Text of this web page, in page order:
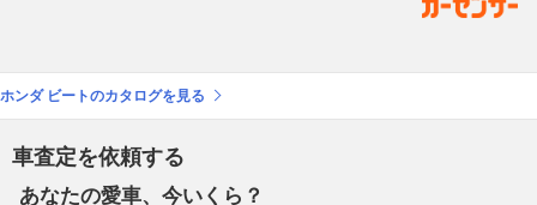
ホンダ ビートのカタログを見る
車査定を依頼する
あなたの愛車、今いくら？